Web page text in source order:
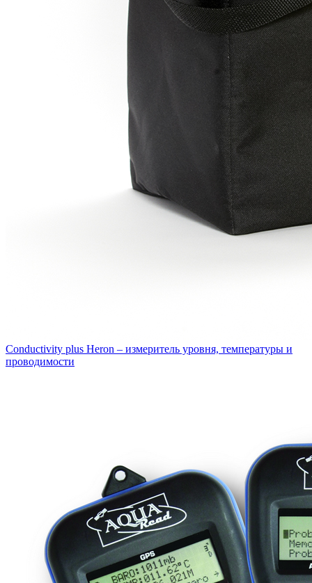
Conductivity plus Heron – измеритель уровня, температуры и
проводимости